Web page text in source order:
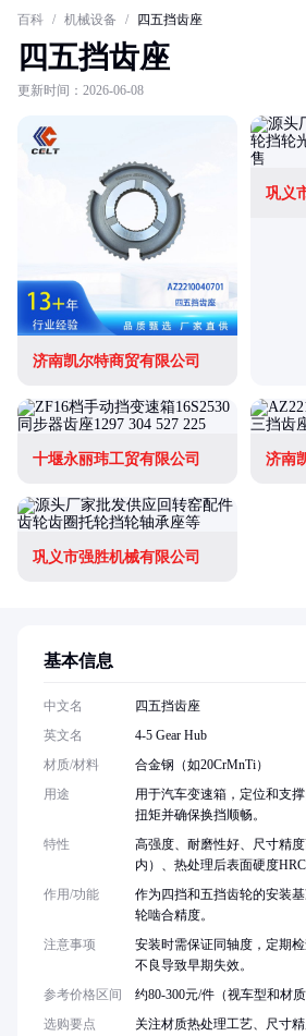
百科 / 机械设备 / 四五挡齿座
四五挡齿座
更新时间：2026-06-08
济南凯尔特商贸有限公司
巩义
十堰永丽玮工贸有限公司 济南
巩义市强胜机械有限公司
基本信息
中文名
四五挡齿座
英文名
4-5 Gear Hub
材质/材料
合金钢（如20CrMnTi）
用途
用于汽车变速箱，定位和支
扭矩并确保换挡顺畅。
特性
高强度、耐磨性好、尺寸精
内）、热处理后表面硬度
作用/功能
作为四挡和五挡齿轮的安装
轮啮合精度。
注意事项
安装时需保证同轴度，定期
不良导致早期失效。
参考价格区间
约80-300元/件（视车型和材质
选购要点
关注材质热处理工艺、尺寸